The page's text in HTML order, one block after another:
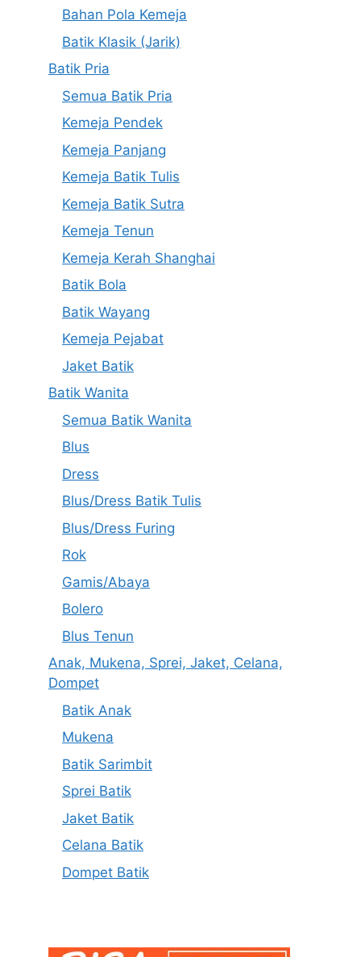
Bahan Pola Kemeja
Batik Klasik (Jarik)
Batik Pria
Semua Batik Pria
Kemeja Pendek
Kemeja Panjang
Kemeja Batik Tulis
Kemeja Batik Sutra
Kemeja Tenun
Kemeja Kerah Shanghai
Batik Bola
Batik Wayang
Kemeja Pejabat
Jaket Batik
Batik Wanita
Semua Batik Wanita
Blus
Dress
Blus/Dress Batik Tulis
Blus/Dress Furing
Rok
Gamis/Abaya
Bolero
Blus Tenun
Anak, Mukena, Sprei, Jaket, Celana,
Dompet
Batik Anak
Mukena
Batik Sarimbit
Sprei Batik
Jaket Batik
Celana Batik
Dompet Batik